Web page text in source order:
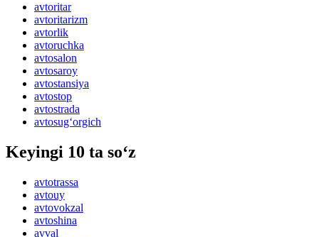
avtoritar
avtoritarizm
avtorlik
avtoruchka
avtosalon
avtosaroy
avtostansiya
avtostop
avtostrada
avtosug‘orgich
Keyingi 10 ta so‘z
avtotrassa
avtouy
avtovokzal
avtoshina
avval